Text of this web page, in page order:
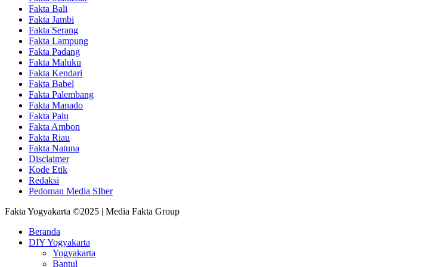
Fakta Bali
Fakta Jambi
Fakta Serang
Fakta Lampung
Fakta Padang
Fakta Maluku
Fakta Kendari
Fakta Babel
Fakta Palembang
Fakta Manado
Fakta Palu
Fakta Ambon
Fakta Riau
Fakta Natuna
Disclaimer
Kode Etik
Redaksi
Pedoman Media SIber
Fakta Yogyakarta ©2025 | Media Fakta Group
Beranda
DIY Yogyakarta
Yogyakarta
Bantul